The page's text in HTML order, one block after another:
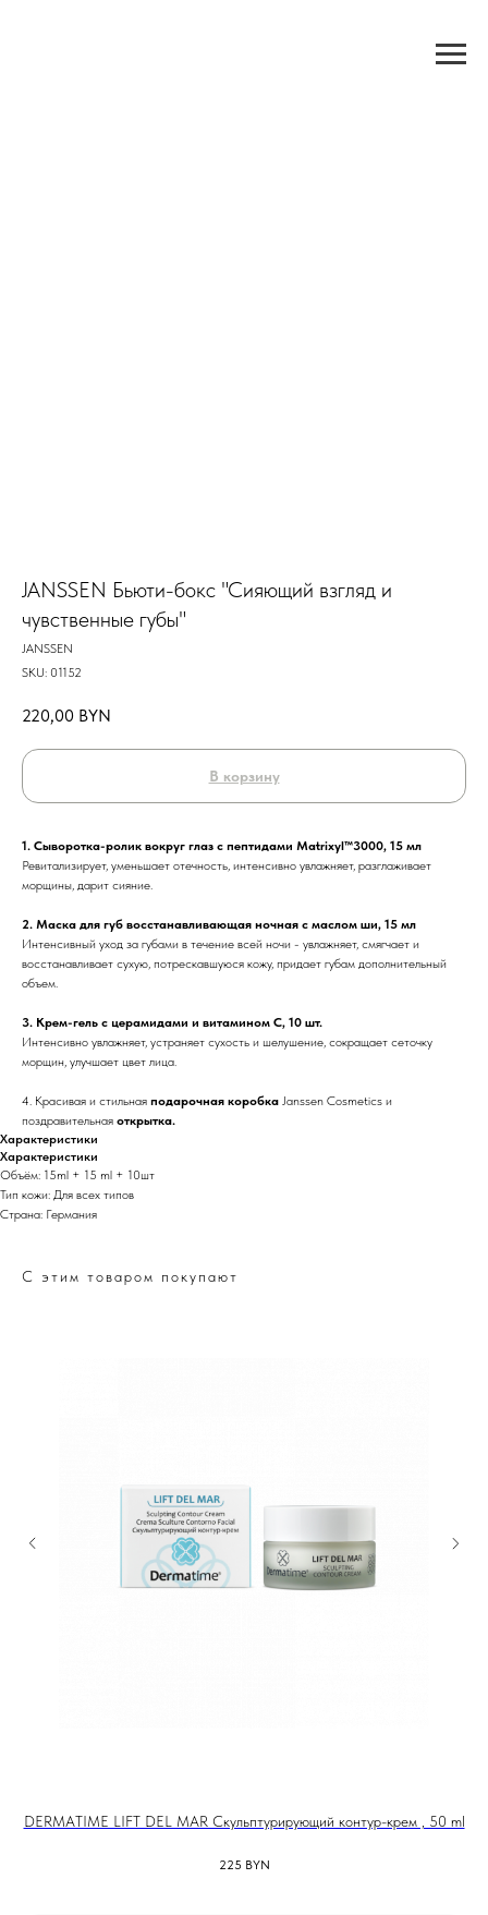
JANSSEN Бьюти-бокс "Сияющий взгляд и
чувственные губы"
JANSSEN
SKU: 01152
220,00 BYN
В корзину
1. Сыворотка-ролик вокруг глаз с пептидами Matrixyl™3000, 15 мл
Ревитализирует, уменьшает отечность, интенсивно увлажняет, разглаживает
морщины, дарит сияние.
2. Маска для губ восстанавливающая ночная с маслом ши, 15 мл
Интенсивный уход за губами в течение всей ночи - увлажняет, смягчает и
восстанавливает сухую, потрескавшуюся кожу, придает губам дополнительный
объем.
3. Крем-гель с церамидами и витамином С, 10 шт.
Интенсивно увлажняет, устраняет сухость и шелушение, сокращает сеточку
морщин, улучшает цвет лица.
4. Красивая и стильная подарочная коробка Janssen Cosmetics и
поздравительная открытка.
Характеристики
Характеристики
Объём: 15ml + 15 ml + 10шт
Тип кожи: Для всех типов
Страна: Германия
С этим товаром покупают
DERMATIME LIFT DEL MAR Скульптурирующий контур-крем , 50 ml
225 BYN